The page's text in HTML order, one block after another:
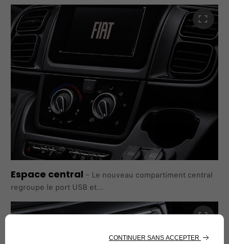
noirs et gris. Le confort est amélioré grâce à une
nouvelle forme de coussin d'assise et à l'utilisation de
mousse.
Espace central – Le nouveau compartiment central
regroupe le port USB et
la prise 12 V ainsi que le porte-bouteille/cendrier et le
support pour téléphone